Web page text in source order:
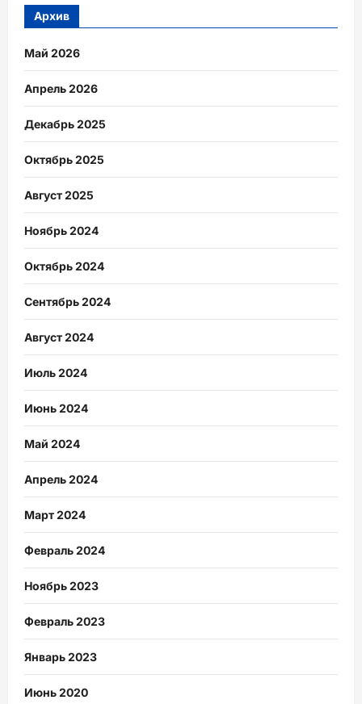
Архив
Май 2026
Апрель 2026
Декабрь 2025
Октябрь 2025
Август 2025
Ноябрь 2024
Октябрь 2024
Сентябрь 2024
Август 2024
Июль 2024
Июнь 2024
Май 2024
Апрель 2024
Март 2024
Февраль 2024
Ноябрь 2023
Февраль 2023
Январь 2023
Июнь 2020